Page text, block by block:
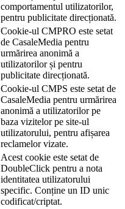
comportamentul utilizatorilor,
pentru publicitate direcționată.
Cookie-ul CMPRO este setat
de CasaleMedia pentru
urmărirea anonimă a
utilizatorilor și pentru
publicitate direcționată.
Cookie-ul CMPS este setat de
CasaleMedia pentru urmărirea
anonimă a utilizatorilor pe
baza vizitelor pe site-ul
utilizatorului, pentru afișarea
reclamelor vizate.
Acest cookie este setat de
DoubleClick pentru a nota
identitatea utilizatorului
specific. Conține un ID unic
codificat/criptat.